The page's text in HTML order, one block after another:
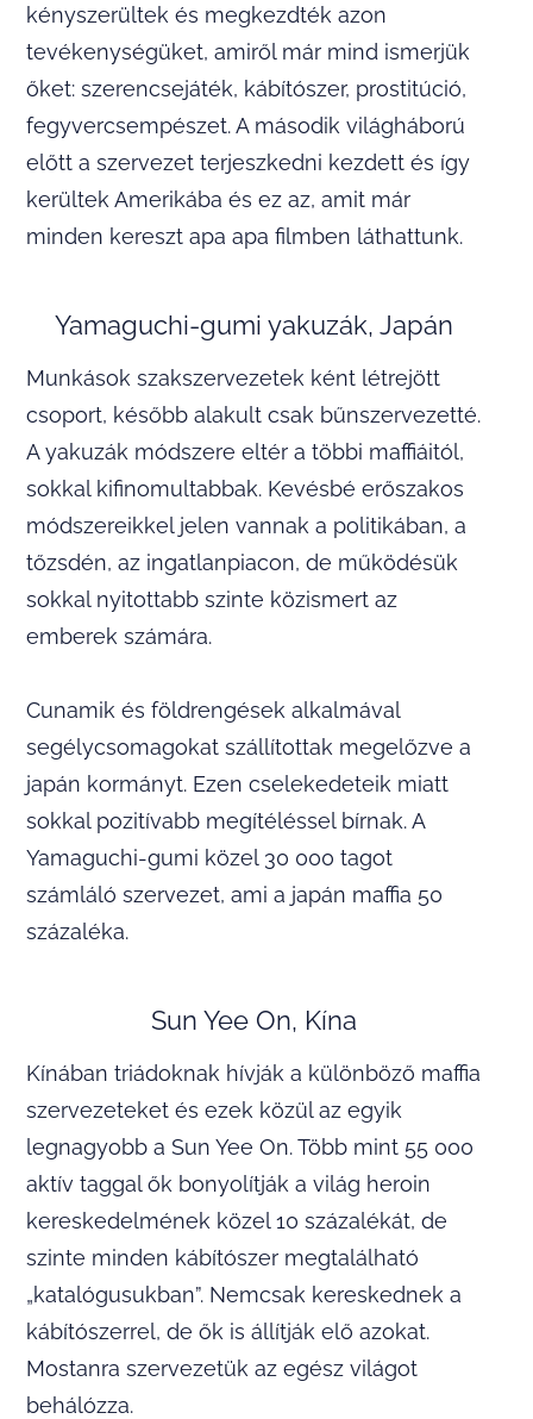
kényszerültek és megkezdték azon
tevékenységüket, amiről már mind ismerjük
őket: szerencsejáték, kábítószer, prostitúció,
fegyvercsempészet. A második világháború
előtt a szervezet terjeszkedni kezdett és így
kerültek Amerikába és ez az, amit már
minden kereszt apa apa filmben láthattunk.
Yamaguchi-gumi yakuzák, Japán
Munkások szakszervezetek ként létrejött
csoport, később alakult csak bűnszervezetté.
A yakuzák módszere eltér a többi maffiáitól,
sokkal kifinomultabbak. Kevésbé erőszakos
módszereikkel jelen vannak a politikában, a
tőzsdén, az ingatlanpiacon, de működésük
sokkal nyitottabb szinte közismert az
emberek számára.
Cunamik és földrengések alkalmával
segélycsomagokat szállítottak megelőzve a
japán kormányt. Ezen cselekedeteik miatt
sokkal pozitívabb megítéléssel bírnak. A
Yamaguchi-gumi közel 30 000 tagot
számláló szervezet, ami a japán maffia 50
százaléka.
Sun Yee On, Kína
Kínában triádoknak hívják a különböző maffia
szervezeteket és ezek közül az egyik
legnagyobb a Sun Yee On. Több mint 55 000
aktív taggal ők bonyolítják a világ heroin
kereskedelmének közel 10 százalékát, de
szinte minden kábítószer megtalálható
„katalógusukban”. Nemcsak kereskednek a
kábítószerrel, de ők is állítják elő azokat.
Mostanra szervezetük az egész világot
behálózza.